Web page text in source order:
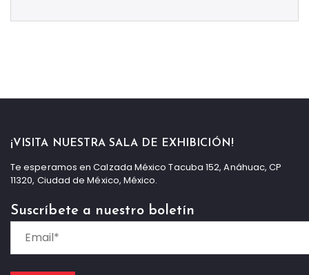
¡VISITA NUESTRA SALA DE EXHIBICIÓN!
Te esperamos en Calzada México Tacuba 152, Anáhuac, CP
11320, Ciudad de México, México.
Suscríbete a nuestro boletín